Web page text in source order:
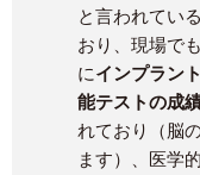
と言われてい
おり、現場で
にインプラン
能テストの成
れており（脳
ます）、医学